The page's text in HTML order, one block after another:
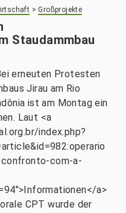
>Großprojekte
Staudammbau
erneuten Protesten
Jirau am Rio
ist am Montag ein
Laut <a
index.php?
com-a-
a>
CPT wurde der